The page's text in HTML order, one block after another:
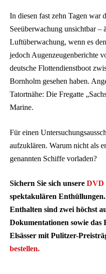
In diesen fast zehn Tagen war
Seeüberwachung unsichtbar
Luftüberwachung, wenn es
jedoch Augenzeugenberichte
deutsche Flottendienstboot
Bornholm gesehen haben.
Tatortnähe: Die Fregatte
Marine.
Für einen
aufzuklären. Warum nicht als
genannten Schiffe vorladen?
Sichern Sie sich unsere DVD
spektakulären
Enthalten sind zwei höchst
Dokumentationen sowie
Elsässer mit Pulitzer-
bestellen.